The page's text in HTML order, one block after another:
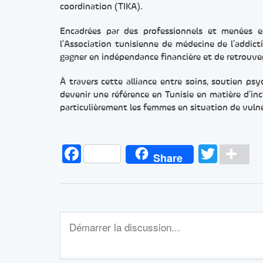
coordination (TIKA).
Encadrées par des professionnels et
l’Association tunisienne de médecine de
gagner en indépendance financière et de
À travers cette alliance entre soins, soutien
devenir une référence en Tunisie en matière
particulièrement les femmes en situation de
FacebookShare